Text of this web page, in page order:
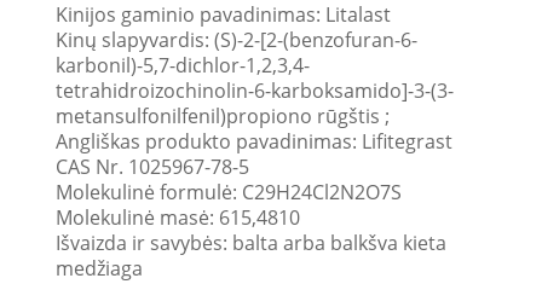
Kinijos gaminio pavadinimas: Litalast
Kinų slapyvardis: (S)-2-[2-(benzofuran-6-
karbonil)-5,7-dichlor-1,2,3,4-
tetrahidroizochinolin-6-karboksamido]-3-(3-
metansulfonilfenil)propiono rūgštis ;
Angliškas produkto pavadinimas: Lifitegrast
CAS Nr. 1025967-78-5
Molekulinė formulė: C29H24Cl2N2O7S
Molekulinė masė: 615,4810
Išvaizda ir savybės: balta arba balkšva kieta
medžiaga